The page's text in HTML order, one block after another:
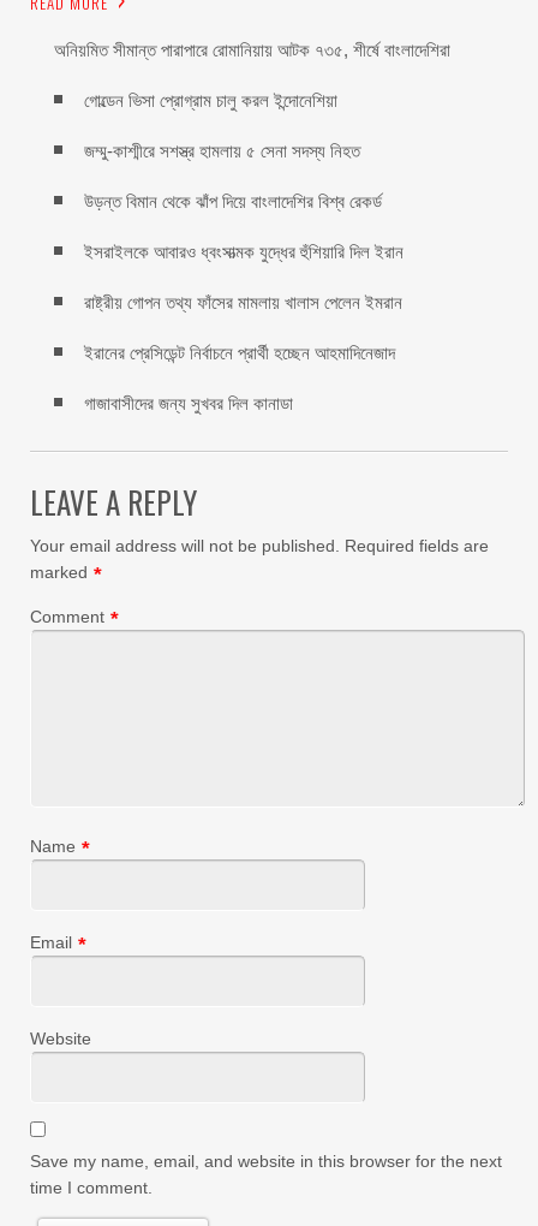
অনিয়মিত সীমান্ত পারাপারে রোমানিয়ায় আটক ৭৩৫, শীর্ষে বাংলাদেশিরা
গোল্ডেন ভিসা প্রোগ্রাম চালু করল ইন্দোনেশিয়া
জম্মু-কাশ্মীরে সশস্ত্র হামলায় ৫ সেনা সদস্য নিহত
উড়ন্ত বিমান থেকে ঝাঁপ দিয়ে বাংলাদেশির বিশ্ব রেকর্ড
ইসরাইলকে আবারও ধ্বংসাত্মক যুদ্ধের হুঁশিয়ারি দিল ইরান
রাষ্ট্রীয় গোপন তথ্য ফাঁসের মামলায় খালাস পেলেন ইমরান
ইরানের প্রেসিডেন্ট নির্বাচনে প্রার্থী হচ্ছেন আহমাদিনেজাদ
গাজাবাসীদের জন্য সুখবর দিল কানাডা
LEAVE A REPLY
Your email address will not be published.
Required fields are
marked *
Comment *
Name *
Email *
Website
Save my name, email, and website in this browser for the next
time I comment.